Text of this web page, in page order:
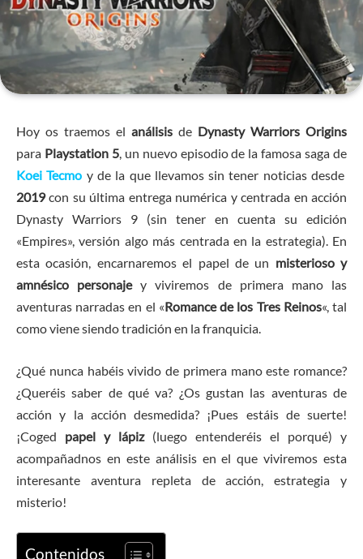
Hoy os traemos el análisis de Dynasty Warriors Origins
para Playstation 5, un nuevo episodio de la famosa saga de
Koei Tecmo y de la que llevamos sin tener noticias desde
2019con su última entrega numérica y centrada en acción
Dynasty Warriors 9 (sin tener en cuenta su edición
«Empires», versión algo más centrada en la estrategia). En
esta ocasión, encarnaremos el papel de un misterioso y
amnésico personajey viviremos de primera mano las
aventuras narradas en el «Romance de los Tres Reinos«, tal
como viene siendo tradición en la franquicia.
¿Qué nunca habéis vivido de primera mano este romance?
¿Queréis saber de qué va? ¿Os gustan las aventuras de
acción y la acción desmedida? ¡Pues estáis de suerte!
¡Coged papel y lápiz(luego entenderéis el porqué) y
acompañadnos en este análisis en el que viviremos esta
interesante aventura repleta de acción, estrategia y
misterio!
Contenidos